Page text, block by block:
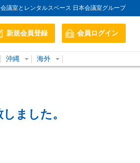
議室とレンタルスペース 日本会議室グループ
新規会員登録 会員ログイン
沖縄 海外
ました。